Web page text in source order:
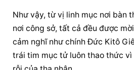
Như vậy, từ vị linh mục nơi bàn
nơi công sở, tất cả đều được
cảm nghĩ như chính Đức Kitô
trái tim mục tử luôn thao thức vì